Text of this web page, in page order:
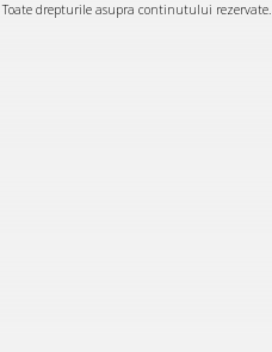
Toate drepturile asupra continutului rezervate.